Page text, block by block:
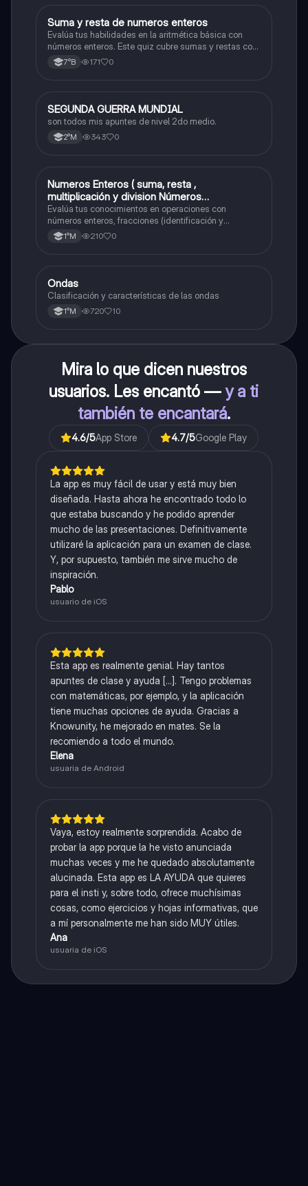
SMatemáticas
Suma y resta de numeros enteros
Evalúa tus habilidades en la aritmética básica con
números enteros. Este quiz cubre sumas y restas con
números positivos y negativos.
7°B 171 0
Historia
SEGUNDA GUERRA MUNDIAL
son todos mis apuntes de nivel 2do medio.
2°M 343 0
Matemáticas
Numeros Enteros ( suma, resta ,
multiplicación y division Números
Fraccionarios si es Propia o Impropia o mixto
( suma , resta , multiplicación y división)
Porcentaje ( fracción, porcentual y decimal).
Evalúa tus conocimientos en operaciones con
números enteros, fracciones (identificación y
operaciones) y conversiones de porcentajes (fracción,
decimal y viceversa).
1°M 210 0
Física
Ondas
Clasificación y características de las ondas
1°M 720 10
Mira lo que dicen nuestros
usuarios. Les encantó —y a ti
también te encantará.
4.6/5App Store 4.7/5Google Play
La app es muy fácil de usar y está muy bien
diseñada. Hasta ahora he encontrado todo lo
que estaba buscando y he podido aprender
mucho de las presentaciones. Definitivamente
utilizaré la aplicación para un examen de clase.
Y, por supuesto, también me sirve mucho de
inspiración.
Pablo
usuario de iOS
Esta app es realmente genial. Hay tantos
apuntes de clase y ayuda [...]. Tengo problemas
con matemáticas, por ejemplo, y la aplicación
tiene muchas opciones de ayuda. Gracias a
Knowunity, he mejorado en mates. Se la
recomiendo a todo el mundo.
Elena
usuaria de Android
Vaya, estoy realmente sorprendida. Acabo de
probar la app porque la he visto anunciada
muchas veces y me he quedado absolutamente
alucinada. Esta app es LA AYUDA que quieres
para el insti y, sobre todo, ofrece muchísimas
cosas, como ejercicios y hojas informativas, que
a mí personalmente me han sido MUY útiles.
Ana
usuaria de iOS